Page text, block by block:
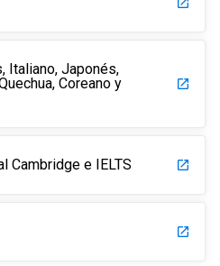
Italiano, Japonés,
Coreano y
launch
Cambridge e IELTS launch
launch